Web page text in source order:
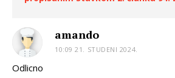
amando
10:09 21. STUDENI 2024.
Odlicno